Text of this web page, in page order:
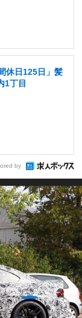
休日125日」髪
1丁目
by